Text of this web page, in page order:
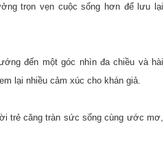
trọn vẹn cuộc sống hơn để lưu lại
đến một góc nhìn đa chiều và hài
lại nhiều cảm xúc cho khán giả.
trẻ căng tràn sức sống cùng ước mơ,